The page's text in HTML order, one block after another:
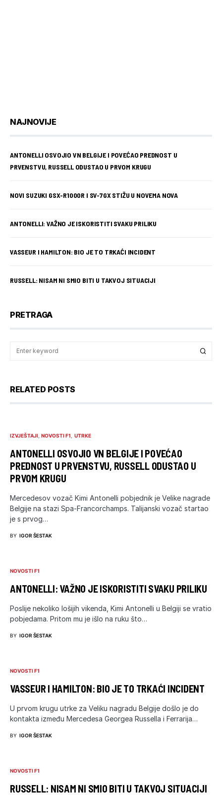
NAJNOVIJE
ANTONELLI OSVOJIO VN BELGIJE I POVEĆAO PREDNOST U
PRVENSTVU, RUSSELL ODUSTAO U PRVOM KRUGU
NOVI SUZUKI GSX-R1000R I SV-7GX STIŽU U NOVEMA NOVA
ANTONELLI: VAŽNO JE ISKORISTITI SVAKU PRILIKU
VASSEUR I HAMILTON: BIO JE TO TRKAĆI INCIDENT
RUSSELL: NISAM NI SMIO BITI U TAKVOJ SITUACIJI
PRETRAGA
RELATED POSTS
IZVJEŠTAJI NOVOSTI F1 UTRKE
ANTONELLI OSVOJIO VN BELGIJE I POVEĆAO
PREDNOST U PRVENSTVU, RUSSELL ODUSTAO U
PRVOM KRUGU
Mercedesov vozač Kimi Antonelli pobjednik je Velike nagrade
Belgije na stazi Spa-Francorchamps. Talijanski vozač startao
je s prvog…
BY IGOR ŠESTAK
NOVOSTI F1
ANTONELLI: VAŽNO JE ISKORISTITI SVAKU PRILIKU
Poslije nekoliko lošijih vikenda, Kimi Antonelli u Belgiji se vratio
pobjedama. Pritom mu je išlo na ruku što…
BY IGOR ŠESTAK
NOVOSTI F1
VASSEUR I HAMILTON: BIO JE TO TRKAĆI INCIDENT
U prvom krugu utrke za Veliku nagradu Belgije došlo je do
kontakta između Mercedesa Georgea Russella i Ferrarija…
BY IGOR ŠESTAK
NOVOSTI F1
RUSSELL: NISAM NI SMIO BITI U TAKVOJ SITUACIJI